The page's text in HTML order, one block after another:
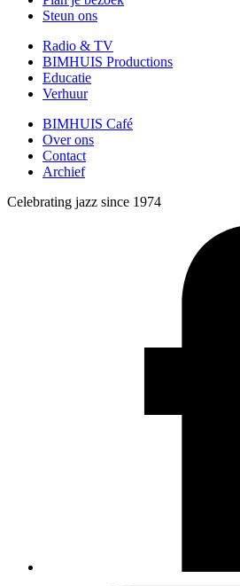
Steun ons
Radio & TV
BIMHUIS Productions
Educatie
Verhuur
BIMHUIS Café
Over ons
Contact
Archief
Celebrating jazz since 1974